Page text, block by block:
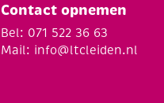
Contact opnemen
Bel: 071 522 36 63
Mail: info@ltcleiden.nl